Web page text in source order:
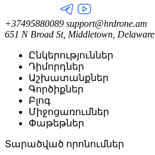
+37495880089 support@hrdrone.am
651 N Broad St, Middletown, Delaware
Ընկերություններ
Դիմորդներ
Աշխատանքներ
Գործիքներ
Բլոգ
Միջոցառումներ
Փաթեթներ
Տարածված որոնումներ